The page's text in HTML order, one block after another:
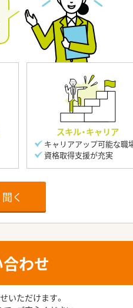
スキル・キャリア
キャリアアップ可能な職
資格取得支援が充実
く
わせ
いただけます。